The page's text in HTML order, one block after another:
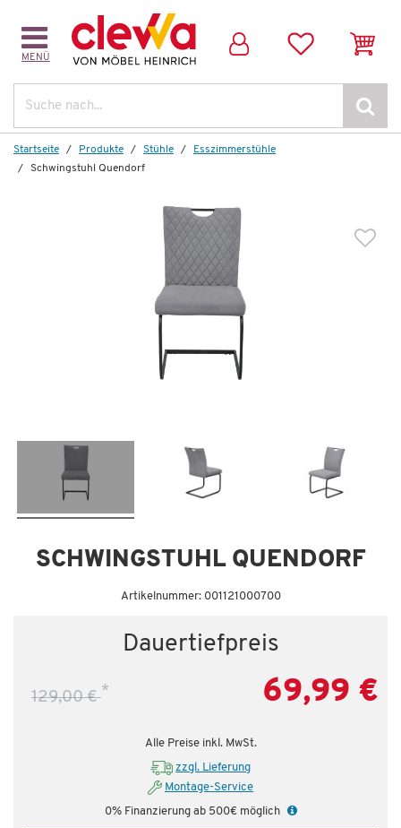
MENÜ
Startseite Produkte Stühle
Esszimmerstühle
Schwingstuhl Quendorf
SCHWINGSTUHL QUENDORF
Artikelnummer: 001121000700
Dauertiefpreis
129,00 €* 69,99 €
Alle Preise inkl. MwSt.
zzgl. Lieferung
Montage-Service
0% Finanzierung ab 500€ möglich